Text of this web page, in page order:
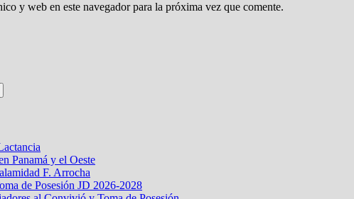
y web en este navegador para la próxima vez que comente.
Panamá y el Oeste
F. Arrocha
de Posesión JD 2026-2028